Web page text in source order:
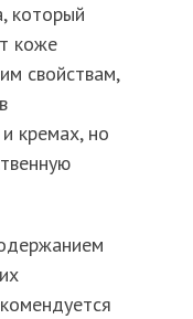
который
коже
свойствам,
кремах, но